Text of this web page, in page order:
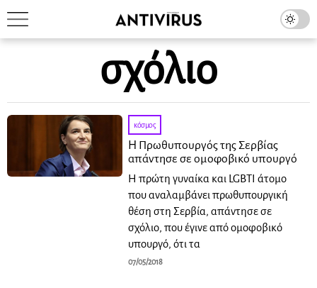
σχόλιο
κόσμος
Η Πρωθυπουργός της Σερβίας
απάντησε σε ομοφοβικό υπουργό
Η πρώτη γυναίκα και LGBTI άτομο
που αναλαμβάνει πρωθυπουργική
θέση στη Σερβία, απάντησε σε
σχόλιο, που έγινε από ομοφοβικό
υπουργό, ότι τα
07/05/2018